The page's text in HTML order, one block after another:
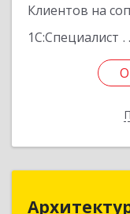
Клиентов на
1С:Специалист